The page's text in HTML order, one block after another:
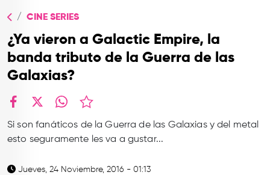
CONTACTO
CINE SERIES
¿Ya vieron a Galactic Empire, la
banda tributo de la Guerra de las
Galaxias?
Si son fanáticos de la Guerra de las Galaxias y del metal
esto seguramente les va a gustar...
Jueves, 24 Noviembre, 2016 - 01:13